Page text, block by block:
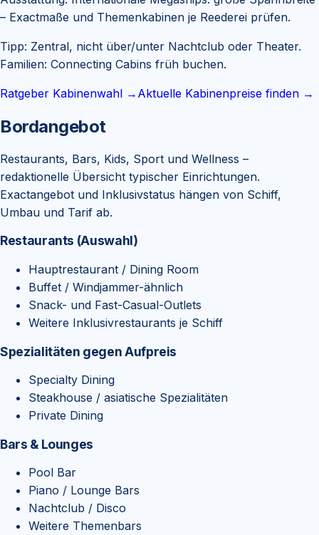
– Exactmaße und Themenkabinen je Reederei prüfen.
Tipp: Zentral, nicht über/unter Nachtclub oder Theater.
Familien: Connecting Cabins früh buchen.
Ratgeber Kabinenwahl → Aktuelle Kabinenpreise finden →
Bordangebot
Restaurants, Bars, Kids, Sport und Wellness –
redaktionelle Übersicht typischer Einrichtungen.
Exactangebot und Inklusivstatus hängen von Schiff,
Umbau und Tarif ab.
Restaurants (Auswahl)
Hauptrestaurant / Dining Room
Buffet / Windjammer-ähnlich
Snack- und Fast-Casual-Outlets
Weitere Inklusivrestaurants je Schiff
Spezialitäten gegen Aufpreis
Specialty Dining
Steakhouse / asiatische Spezialitäten
Private Dining
Bars & Lounges
Pool Bar
Piano / Lounge Bars
Nachtclub / Disco
Weitere Themenbars